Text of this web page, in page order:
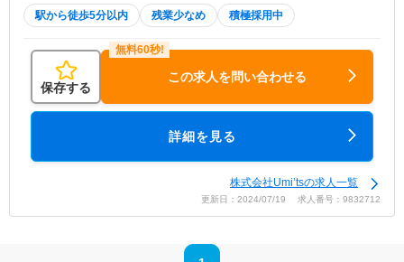
駅から徒歩5分以内 残業少なめ 積極採用中
保存する
この求人を問い合わせる
詳細を見る
株式会社Umi’tsの求人一覧
更新日：2024/07/19 求人番号：9832712